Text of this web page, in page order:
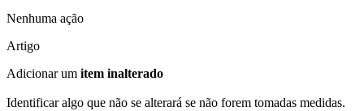
Nenhuma ação
Artigo
Adicionar um item inalterado
Identificar algo que não se alterará se não forem tomadas medidas.